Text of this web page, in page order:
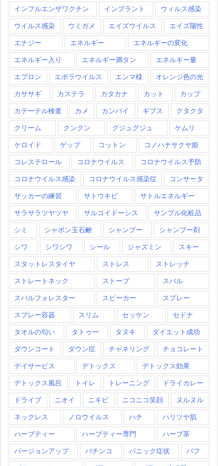
インフルエンザワクチン インプラント ウィルス感染
ウイルス感染 ウミガメ エイズウイルス エイズ陽性
エナジー エネルギー エネルギーの変化
エネルギー入り エネルギー満タン エネルギー量
エプロン エボラウイルス エンマ様 オレンジ色の光
カササギ カステラ カタカナ カット カップ
カテーテル検査 カメ カンパイ ギブス クタクタ
クリーム クンクン グジュグジュ ケムリ
ケロイド ゲップ コットン コノハナサクヤ姫
コレステロール コロナウイルス コロナウイルス予防
コロナウイルス感染 コロナウイルス感染症 コンサータ
サッカーの練習 サトウキビ サトルエネルギー
サラサラツヤツヤ サルコイドーシス サンプル化粧品
シミ シャボン玉石鹸 シャンプー シャンプー剤
シワ シワシワ シール ジャズミン スキー
スタットレスタイヤ ストレス ストレッチ
ストレートネック ストーブ スバル
スバルフォレスター スピーカー スプレー
スプレー容器 スリム セッケン セドナ
タオルの匂い タトゥー タヌキ ダイエット成功
ダウンコート ダウン症 チャネリング チョコレート
デイサービス デトックス デトックス効果
デトックス風呂 トイレ トレーニング ドライカレー
ドライブ ニオイ ニキビ ニコニコ笑顔 ヌルヌル
ネックレス ノロウイルス ハチ ハリツヤ肌
ハーブティー ハーブティー専門 ハーブ茶
バージョンアップ パチンコ パニック症状 パフ